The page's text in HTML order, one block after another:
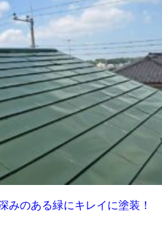
みのある緑にキレイに塗装！